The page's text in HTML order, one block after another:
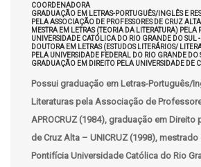
COORDENADORA
GRADUAÇÃO EM LETRAS-PORTUGUÊS/INGLÊS E
PELA ASSOCIAÇÃO DE PROFESSORES DE CRUZ
MESTRA EM LETRAS (TEORIA DA LITERATURA) PELA
UNIVERSIDADE CATÓLICA DO RIO GRANDE DO SUL -
DOUTORA EM LETRAS (ESTUDOS LITERÁRIOS/
PELA UNIVERSIDADE FEDERAL DO RIO GRANDE DO
GRADUAÇÃO EM DIREITO PELA UNIVERSIDADE DE
Possui graduação em Letras-Português/
Literaturas pela Associação de
APROCRUZ (1984), graduação em Direito
de Cruz Alta – UNICRUZ (1998),
Pontifícia Universidade Católica do Rio